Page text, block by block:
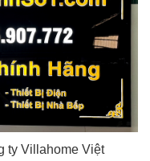
ty Villahome Việt